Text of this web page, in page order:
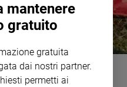
vita di Maria
mantenere
gratuito
gratuita
dai nostri partner.
permetti ai